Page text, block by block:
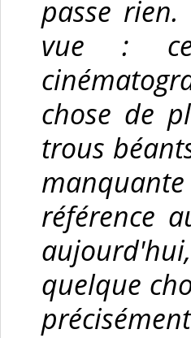
passe
vue : ce
chose de
trous
référence
quelque